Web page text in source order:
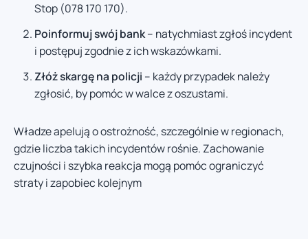
Stop (078 170 170).
Poinformuj swój bank– natychmiast zgłoś incydent
i postępuj zgodnie z ich wskazówkami.
Złóż skargę na policji – każdy przypadek należy
zgłosić, by pomóc w walce z oszustami.
Władze apelują o ostrożność, szczególnie w regionach,
gdzie liczba takich incydentów rośnie. Zachowanie
czujności i szybka reakcja mogą pomóc ograniczyć
straty i zapobiec kolejnym